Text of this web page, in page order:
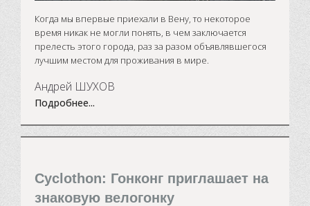
Когда мы впервые приехали в Вену, то некоторое
время никак не могли понять, в чем заключается
прелесть этого города, раз за разом объявлявшегося
лучшим местом для проживания в мире.
Андрей ШУХОВ
Подробнее...
Cyclothon: Гонконг приглашает на
знаковую велогонку